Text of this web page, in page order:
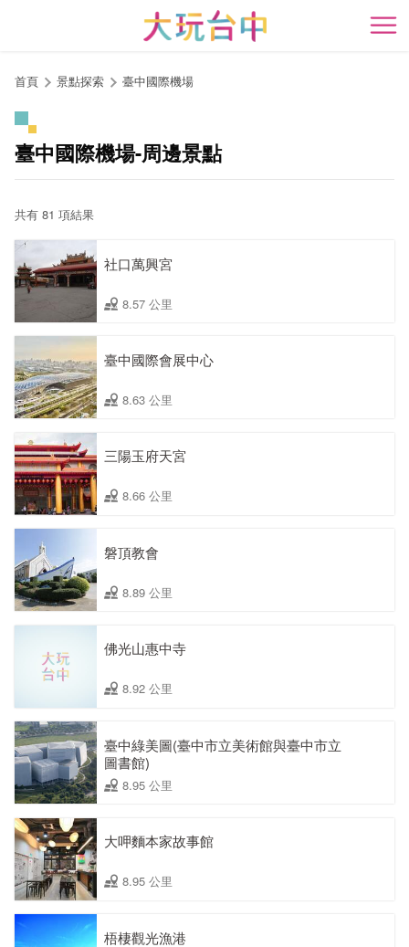
開
首頁 景點探索 臺中國際機場
臺中國際機場-周邊景點
共有 81 項結果
社口萬興宮
8.57 公里
臺中國際會展中心
8.63 公里
三陽玉府天宮
8.66 公里
磐頂教會
8.89 公里
佛光山惠中寺
8.92 公里
臺中綠美圖(臺中市立美術館與臺中市立
圖書館)
8.95 公里
大呷麵本家故事館
8.95 公里
梧棲觀光漁港